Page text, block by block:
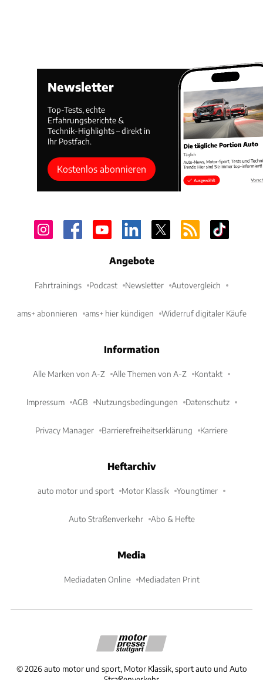
Newsletter
Top-Tests, echte
Erfahrungsberichte &
Technik-Highlights – direkt in
Ihr Postfach.
Kostenlos abonnieren
Angebote
Fahrtrainings Podcast Newsletter Autovergleich
ams+ abonnieren ams+ hier kündigen Widerruf digitaler Käufe
Information
Alle Marken von A-Z Alle Themen von A-Z Kontakt
Impressum AGB Nutzungsbedingungen Datenschutz
Privacy Manager Barrierefreiheitserklärung Karriere
Heftarchiv
auto motor und sport Motor Klassik Youngtimer
Auto Straßenverkehr Abo & Hefte
Media
Mediadaten Online Mediadaten Print
©2026 auto motor und sport, Motor Klassik, sport auto und Auto